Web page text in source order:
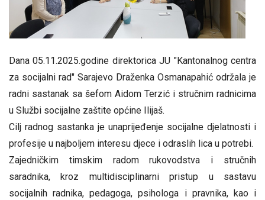
Dana 05.11.2025.godine direktorica JU "Kantonalnog centra
za socijalni rad" Sarajevo Draženka Osmanapahić održala je
radni sastanak sa šefom Aidom Terzić i stručnim radnicima
u Službi socijalne zaštite općine Ilijaš.
Cilj radnog sastanka je unaprijeđenje socijalne djelatnosti i
profesije u najboljem interesu djece i odraslih lica u potrebi.
Zajedničkim timskim radom rukovodstva i stručnih
saradnika, kroz multidisciplinarni pristup u sastavu
socijalnih radnika, pedagoga, psihologa i pravnika, kao i